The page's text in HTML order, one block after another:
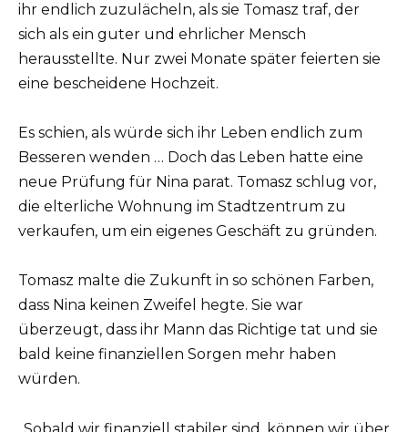
ihr endlich zuzulächeln, als sie Tomasz traf, der
sich als ein guter und ehrlicher Mensch
herausstellte. Nur zwei Monate später feierten sie
eine bescheidene Hochzeit.
Es schien, als würde sich ihr Leben endlich zum
Besseren wenden … Doch das Leben hatte eine
neue Prüfung für Nina parat. Tomasz schlug vor,
die elterliche Wohnung im Stadtzentrum zu
verkaufen, um ein eigenes Geschäft zu gründen.
Tomasz malte die Zukunft in so schönen Farben,
dass Nina keinen Zweifel hegte. Sie war
überzeugt, dass ihr Mann das Richtige tat und sie
bald keine finanziellen Sorgen mehr haben
würden.
„Sobald wir finanziell stabiler sind, können wir über